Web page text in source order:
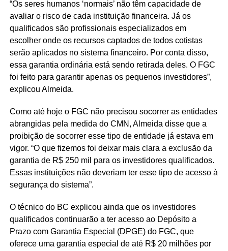
“Os seres humanos ‘normais’ não têm capacidade de
avaliar o risco de cada instituição financeira. Já os
qualificados são profissionais especializados em
escolher onde os recursos captados de todos cotistas
serão aplicados no sistema financeiro. Por conta disso,
essa garantia ordinária está sendo retirada deles. O FGC
foi feito para garantir apenas os pequenos investidores”,
explicou Almeida.
Como até hoje o FGC não precisou socorrer as entidades
abrangidas pela medida do CMN, Almeida disse que a
proibição de socorrer esse tipo de entidade já estava em
vigor. “O que fizemos foi deixar mais clara a exclusão da
garantia de R$ 250 mil para os investidores qualificados.
Essas instituições não deveriam ter esse tipo de acesso à
segurança do sistema”.
O técnico do BC explicou ainda que os investidores
qualificados continuarão a ter acesso ao Depósito a
Prazo com Garantia Especial (DPGE) do FGC, que
oferece uma garantia especial de até R$ 20 milhões por